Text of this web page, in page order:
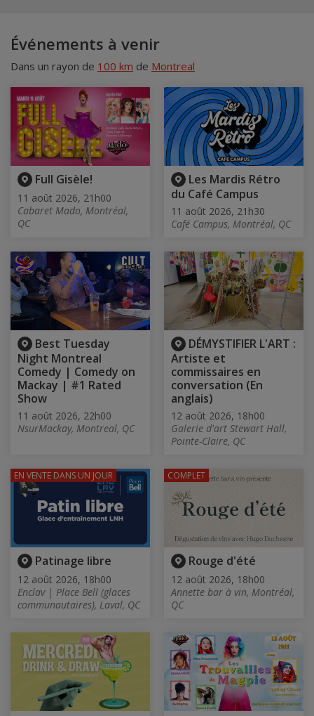
Événements à venir
Dans un rayon de 100 km de Montreal
Full Gisèle!
11 août 2026, 21h00
Cabaret Mado, Montréal,
QC
Les Mardis Rétro
du Café Campus
11 août 2026, 21h30
Café Campus, Montréal, QC
Best Tuesday
Night Montreal
Comedy | Comedy on
Mackay | #1 Rated
Show
11 août 2026, 22h00
NsurMackay, Montreal, QC
DÉMYSTIFIER L'ART :
Artiste et
commissaires en
conversation (En
anglais)
12 août 2026, 18h00
Galerie d'art Stewart Hall,
Pointe-Claire, QC
Patinage libre
12 août 2026, 18h00
Enclav | Place Bell (glaces
communautaires), Laval, QC
EN VENTE DANS UN JOUR
Rouge d'été
12 août 2026, 18h00
Annette bar à vin, Montréal,
QC
COMPLET